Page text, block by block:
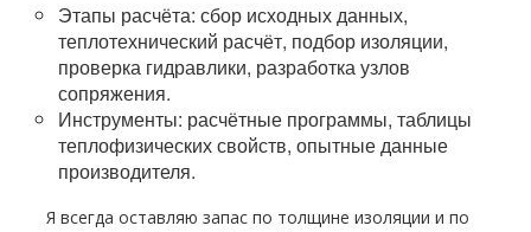
Этапы расчёта: сбор исходных данных,
теплотехнический расчёт, подбор изоляции,
проверка гидравлики, разработка узлов
сопряжения.
Инструменты: расчётные программы, таблицы
теплофизических свойств, опытные данные
производителя.
Я всегда оставляю запас по толщине изоляции и по